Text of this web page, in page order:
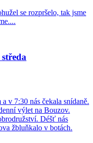
se rozpršelo, tak jsme
v 7:30 nás čekala snídaně.
výlet na Bouzov.
Déšť nás
žbluňkalo v botách.